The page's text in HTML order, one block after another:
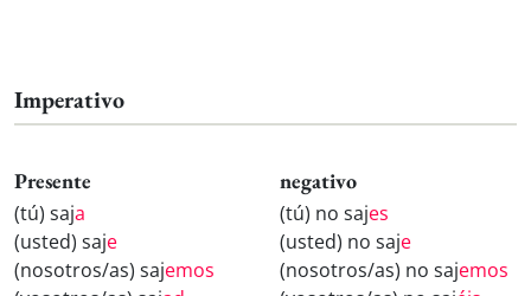
Imperativo
Presente
(tú) saja
(usted) saje
(nosotros/as) sajemos
negativo
(tú) no sajes
(usted) no saje
(nosotros/as) no sajemos